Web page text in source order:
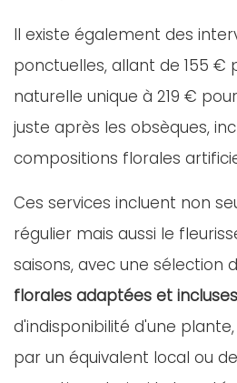
Il existe également des
ponctuelles, allant de 155 €
naturelle unique à 219 €
juste après les obsèques,
compositions florales
Ces services incluent non
régulier mais aussi le
saisons, avec une sélection
florales adaptées et
d'indisponibilité d'une
par un équivalent local ou